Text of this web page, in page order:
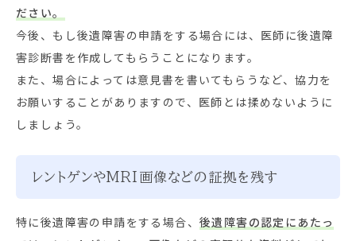
ださい。
今後、もし後遺障害の申請をする場合には、医師に後遺障
害診断書を作成してもらうことになります。
また、場合によっては意見書を書いてもらうなど、協力を
お願いすることがありますので、医師とは揉めないように
しましょう。
レントゲンやMRI画像などの証拠を残す
特に後遺障害の申請をする場合、 後遺障害の認定にあたっ